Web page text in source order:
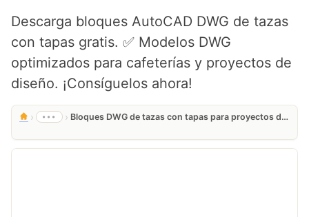
Descarga bloques AutoCAD DWG de tazas
con tapas gratis. ✅ Modelos DWG
optimizados para cafeterías y proyectos de
diseño. ¡Consíguelos ahora!
› ••• › Bloques DWG de tazas con tapas para proyectos de cafeteria